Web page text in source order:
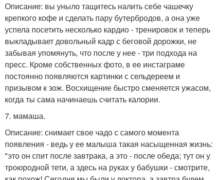
Описание: вы уныло тащитесь налить себе чашечку
крепкого кофе и сделать пару бутербродов, а она уже
успела посетить несколько кардио - тренировок и теперь
выкладывает довольный кадр с беговой дорожки, не
забывая упомянуть, что после у нее - три подхода на
пресс. Кроме собственных фото, в ее инстаграме
постоянно появляются картинки с сельдереем и
призывом к зож. Восхищение быстро сменяется ужасом,
когда ты сама начинаешь считать калории.
7. мамаша.
Описание: снимает свое чадо с самого момента
появления - ведь у ее малыша такая насыщенная жизнь:
"это он спит после завтрака, а это - после обеда; тут он у
троюродной тети, а здесь на руках у бабушки - смотрите,